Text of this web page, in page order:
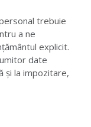
trebuie
a ne
explicit.
date
și la impozitare,